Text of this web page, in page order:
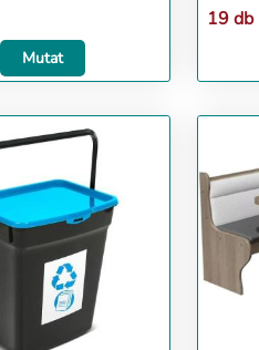
Mutat
19 db